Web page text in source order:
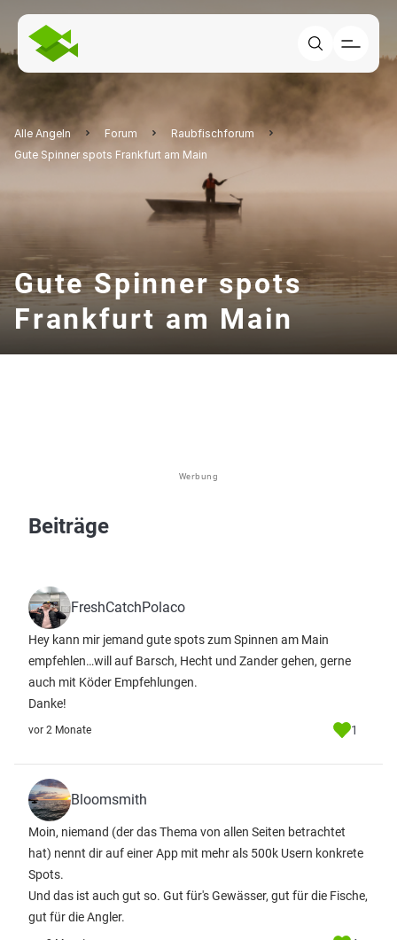
Alle Angeln Forum
Raubfischforum
Gute Spinner spots Frankfurt am Main
Gute Spinner spots
Frankfurt am Main
Werbung
Beiträge
FreshCatchPolaco
Hey kann mir jemand gute spots zum Spinnen am Main
empfehlen…will auf Barsch, Hecht und Zander gehen, gerne
auch mit Köder Empfehlungen.
Danke!
vor 2 Monate 1
Bloomsmith
Moin, niemand (der das Thema von allen Seiten betrachtet
hat) nennt dir auf einer App mit mehr als 500k Usern konkrete
Spots.
Und das ist auch gut so. Gut für's Gewässer, gut für die Fische,
gut für die Angler.